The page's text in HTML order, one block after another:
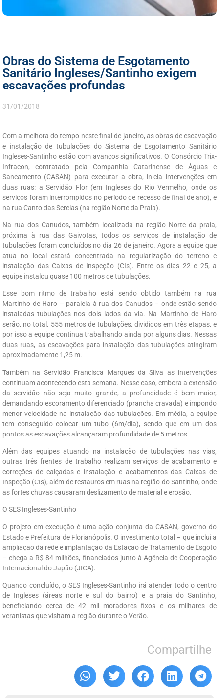
Obras do Sistema de Esgotamento
Sanitário Ingleses/Santinho exigem
escavações profundas
31/01/2018
Com a melhora do tempo neste final de janeiro, as obras de escavação
e instalação de tubulações do Sistema de Esgotamento Sanitário
Ingleses-Santinho estão com avanços significativos. O Consórcio Trix-
Infracon, contratado pela Companhia Catarinense de Águas e
Saneamento (CASAN) para executar a obra, inicia intervenções em
duas ruas: a Servidão Flor (em Ingleses do Rio Vermelho, onde os
serviços foram interrompidos no período de recesso de final de ano), e
na rua Canto das Sereias (na região Norte da Praia).
Na rua dos Canudos, também localizada na região Norte da praia,
próxima à rua das Gaivotas, todos os serviços de instalação de
tubulações foram concluídos no dia 26 de janeiro. Agora a equipe que
atua no local estará concentrada na regularização do terreno e
instalação das Caixas de Inspeção (CIs). Entre os dias 22 e 25, a
equipe instalou quase 100 metros de tubulações.
Esse bom ritmo de trabalho está sendo obtido também na rua
Martinho de Haro – paralela à rua dos Canudos – onde estão sendo
instaladas tubulações nos dois lados da via. Na Martinho de Haro
serão, no total, 555 metros de tubulações, divididos em três etapas, e
por isso a equipe continua trabalhando ainda por alguns dias. Nessas
duas ruas, as escavações para instalação das tubulações atingiram
aproximadamente 1,25 m.
Também na Servidão Francisca Marques da Silva as intervenções
continuam acontecendo esta semana. Nesse caso, embora a extensão
da servidão não seja muito grande, a profundidade é bem maior,
demandando escoramento diferenciado (prancha cravada) e impondo
menor velocidade na instalação das tubulações. Em média, a equipe
tem conseguido colocar um tubo (6m/dia), sendo que em um dos
pontos as escavações alcançaram profundidade de 5 metros.
Além das equipes atuando na instalação de tubulações nas vias,
outras três frentes de trabalho realizam serviços de acabamento e
correções de calçadas e instalação e acabamentos das Caixas de
Inspeção (CIs), além de restauros em ruas na região do Santinho, onde
as fortes chuvas causaram deslizamento de material e erosão.
O SES Ingleses-Santinho
O projeto em execução é uma ação conjunta da CASAN, governo do
Estado e Prefeitura de Florianópolis. O investimento total – que inclui a
ampliação da rede e implantação da Estação de Tratamento de Esgoto
– chega a R$ 84 milhões, financiados junto à Agência de Cooperação
Internacional do Japão (JICA).
Quando concluído, o SES Ingleses-Santinho irá atender todo o centro
de Ingleses (áreas norte e sul do bairro) e a praia do Santinho,
beneficiando cerca de 42 mil moradores fixos e os milhares de
veranistas que visitam a região durante o Verão.
Compartilhe